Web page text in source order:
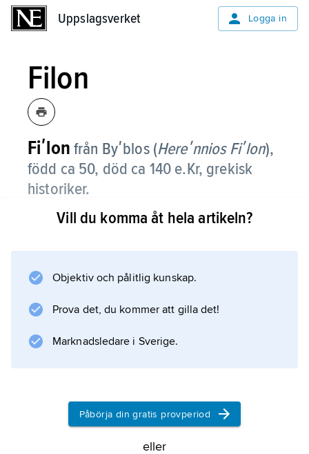
Uppslagsverket Logga in
Filon
Fiʹlon från Byʹblos (Hereʹnnios Fiʹlon),
född ca 50, död ca 140 e.Kr, grekisk
historiker.
Inget av F:s verk är bevarat. Ett längre citat
innehåller en teogoni, som påminner om
säger sig ha funnit hos en fenicisk historiker,
Sanchuniathon
.
Information om artikeln
Vill du komma åt hela artikeln?
Objektiv och pålitlig kunskap.
Prova det, du kommer att gilla det!
Marknadsledare i Sverige.
Påbörja din gratis provperiod
eller